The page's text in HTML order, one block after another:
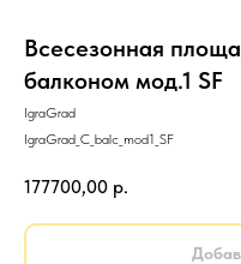
Всесезонная
балконом мод.1 SF
IgraGrad
IgraGrad_C_balc_mod1_SF
177700,00 р.